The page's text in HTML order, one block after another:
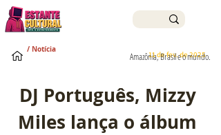
11 de fev. de 2025
Amazônia, Brasil e o mundo.
/ Notícia
DJ Português, Mizzy
Miles lança o álbum